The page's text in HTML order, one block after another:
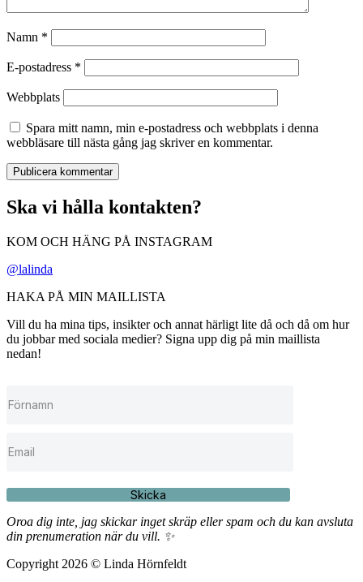
Namn *
E-postadress *
Webbplats
Spara mitt namn, min e-postadress och webbplats i denna
webbläsare till nästa gång jag skriver en kommentar.
Ska vi hålla kontakten?
KOM OCH HÄNG PÅ INSTAGRAM
@lalinda
HAKA PÅ MIN MAILLISTA
Vill du ha mina tips, insikter och annat härligt lite då och då om hur
du jobbar med sociala medier? Signa upp dig på min maillista
nedan!
Skicka
Oroa dig inte, jag skickar inget skräp eller spam och du kan avsluta
din prenumeration när du vill. ✨
Copyright 2026 © Linda Hörnfeldt